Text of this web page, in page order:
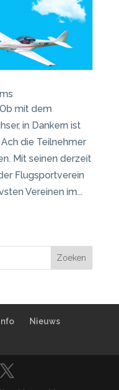
mit dem
in Dankern ist
die Teilnehmer
Mit seinen derzeit
Flugsportverein
Vereinen im...
Info
Nieuws